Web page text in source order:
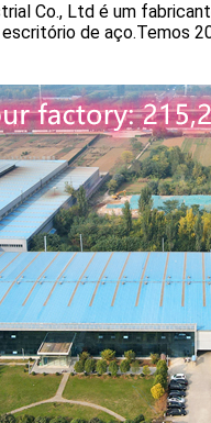
Co., Ltd é um
de aço.Temos